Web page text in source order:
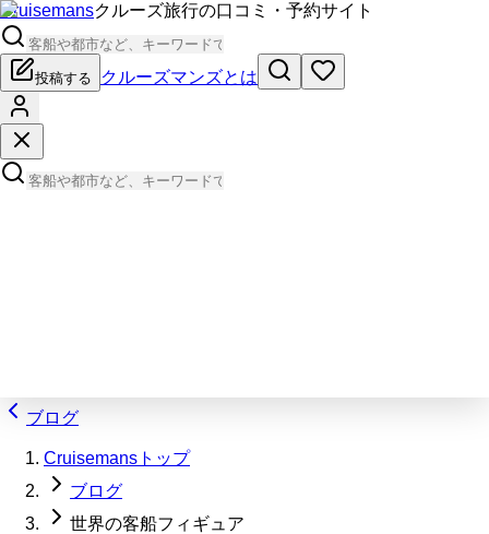
Cruisemansクルーズ旅行の口コミ・予約サイト
投稿する クルーズマンズとは
ブログ
Cruisemansトップ
ブログ
世界の客船フィギュア